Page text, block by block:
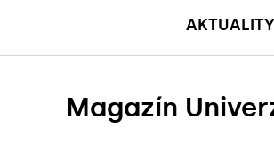
AKTUALITY
Magazín